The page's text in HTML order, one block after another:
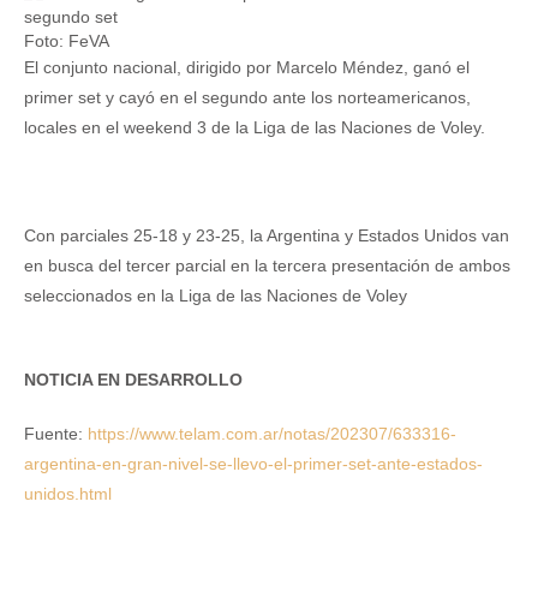
Foto: FeVA
El conjunto nacional, dirigido por Marcelo Méndez, ganó el
primer set y cayó en el segundo ante los norteamericanos,
locales en el weekend 3 de la Liga de las Naciones de Voley.
Con parciales 25-18 y 23-25, la Argentina y Estados Unidos van
en busca del tercer parcial en la tercera presentación de ambos
seleccionados en la Liga de las Naciones de Voley
NOTICIA EN DESARROLLO
Fuente: https://www.telam.com.ar/notas/202307/633316-
argentina-en-gran-nivel-se-llevo-el-primer-set-ante-estados-
unidos.html